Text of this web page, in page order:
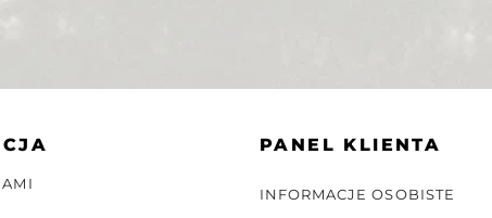
PANEL KLIENTA
INFORMACJE OSOBISTE